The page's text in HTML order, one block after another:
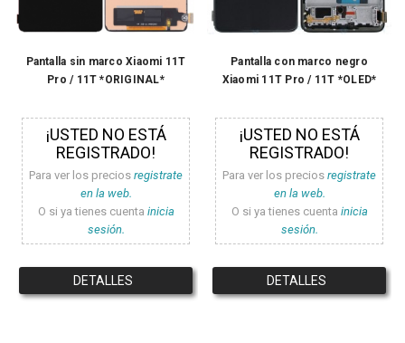
Pantalla sin marco Xiaomi 11T
Pro / 11T *ORIGINAL*
¡USTED NO ESTÁ
REGISTRADO!
Para ver los precios registrate
en la web.
O si ya tienes cuenta inicia
sesión.
DETALLES
Pantalla con marco negro
Xiaomi 11T Pro / 11T *OLED*
¡USTED NO ESTÁ
REGISTRADO!
Para ver los precios registrate
en la web.
O si ya tienes cuenta inicia
sesión.
DETALLES